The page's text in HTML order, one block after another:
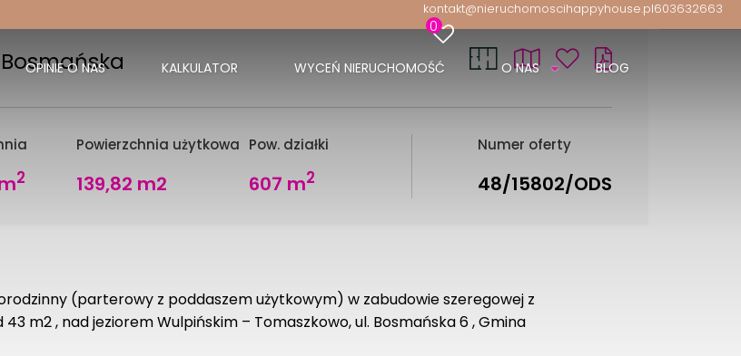
kontakt@nieruchomoscihappyhouse.pl603632663
0
OPINIE O NAS KALKULATOR WYCEŃ NIERUCHOMOŚĆ O NAS BLOG
2
Powierzchnia użytkowa
139,82 m2
Pow. działki
607 m2
Numer oferty
48/15802/ODS
(parterowy z poddaszem użytkowym) w zabudowie szeregowej z
m2 , nad jeziorem Wulpińskim – Tomaszkowo, ul. Bosmańska 6 , Gmina